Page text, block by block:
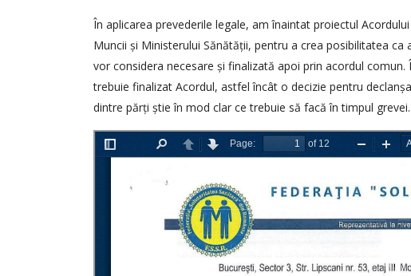
În aplicarea prevederile legale, am înaintat proiectul
Muncii și Ministerului Sănătății, pentru a crea posibilitatea
vor considera necesare și finalizată apoi prin acordul
trebuie finalizat Acordul, astfel încât o decizie pentru
dintre părți știe în mod clar ce trebuie să facă în timpul grevei.